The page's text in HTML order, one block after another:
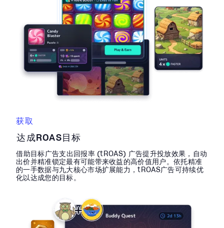
获取
达成ROAS目标
借助目标广告支出回报率 (tROAS) 广告提升投放效果，自动
出价并精准锁定最有可能带来收益的高价值用户。依托精准
的一手数据与九大核心市场扩展能力，tROAS广告可持续优
化以达成您的目标。